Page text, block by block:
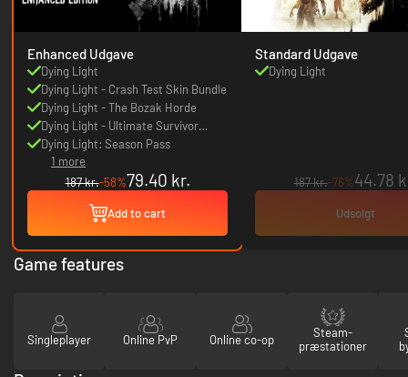
Enhanced Udgave
Dying Light
Dying Light - Crash Test Skin Bundle
Dying Light - The Bozak Horde
Dying Light - Ultimate Survivor
Bundle
Dying Light: Season Pass
1 more
187 kr.-58%79.40 kr.
Add to cart
Standard Udgave
Dying Light
187 kr.-76%44.78
Udsolgt
Game features
Singleplayer Online PvP Online co-op
Steam-
præstationer